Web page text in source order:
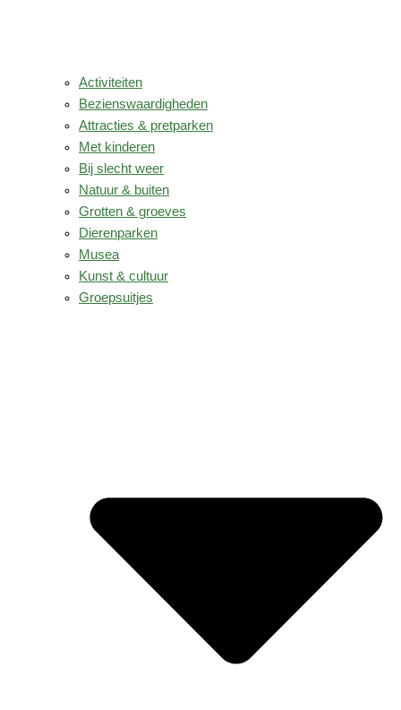
Activiteiten
Bezienswaardigheden
Attracties & pretparken
Met kinderen
Bij slecht weer
Natuur & buiten
Grotten & groeves
Dierenparken
Musea
Kunst & cultuur
Groepsuitjes